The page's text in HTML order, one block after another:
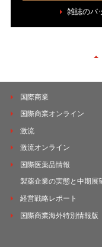
雑誌のバ
国際商業
国際商業オンライン
激流
激流オンライン
国際医薬品情報
製薬企業の実態と中期展
経営戦略レポート
国際商業海外特別情報版